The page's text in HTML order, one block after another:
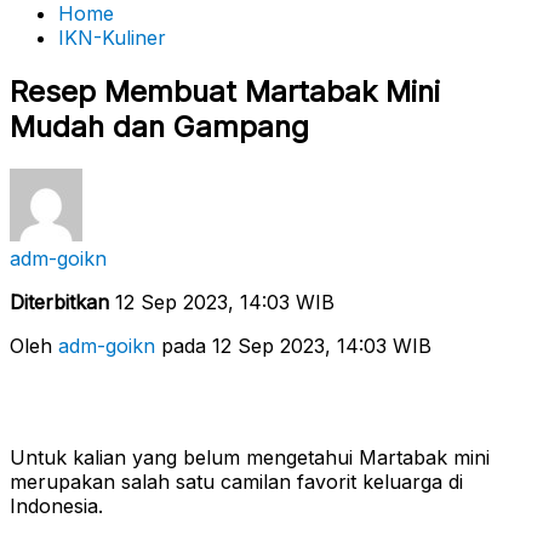
Home
IKN-Kuliner
Resep Membuat Martabak Mini
Mudah dan Gampang
adm-goikn
Diterbitkan 12 Sep 2023, 14:03 WIB
Oleh adm-goikn pada 12 Sep 2023, 14:03 WIB
Untuk kalian yang belum mengetahui Martabak mini
merupakan salah satu camilan favorit keluarga di
Indonesia.